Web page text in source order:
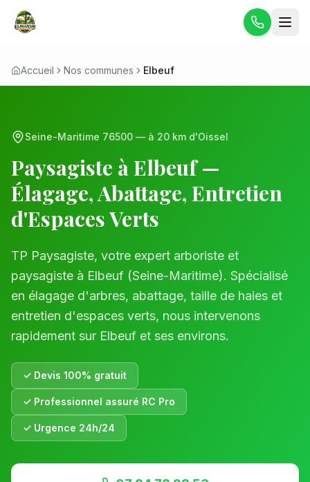
Accueil Nos communes Elbeuf
Seine-Maritime 76500 — à 20 km d'Oissel
Paysagiste àElbeuf—
Élagage, Abattage, Entretien
d'Espaces Verts
TP Paysagiste, votre expert arboriste et
paysagiste à Elbeuf (Seine-Maritime). Spécialisé
en élagage d'arbres, abattage, taille de haies et
entretien d'espaces verts, nous intervenons
rapidement sur Elbeuf et ses environs.
✓ Devis 100% gratuit
✓ Professionnel assuré RC Pro
✓ Urgence 24h/24